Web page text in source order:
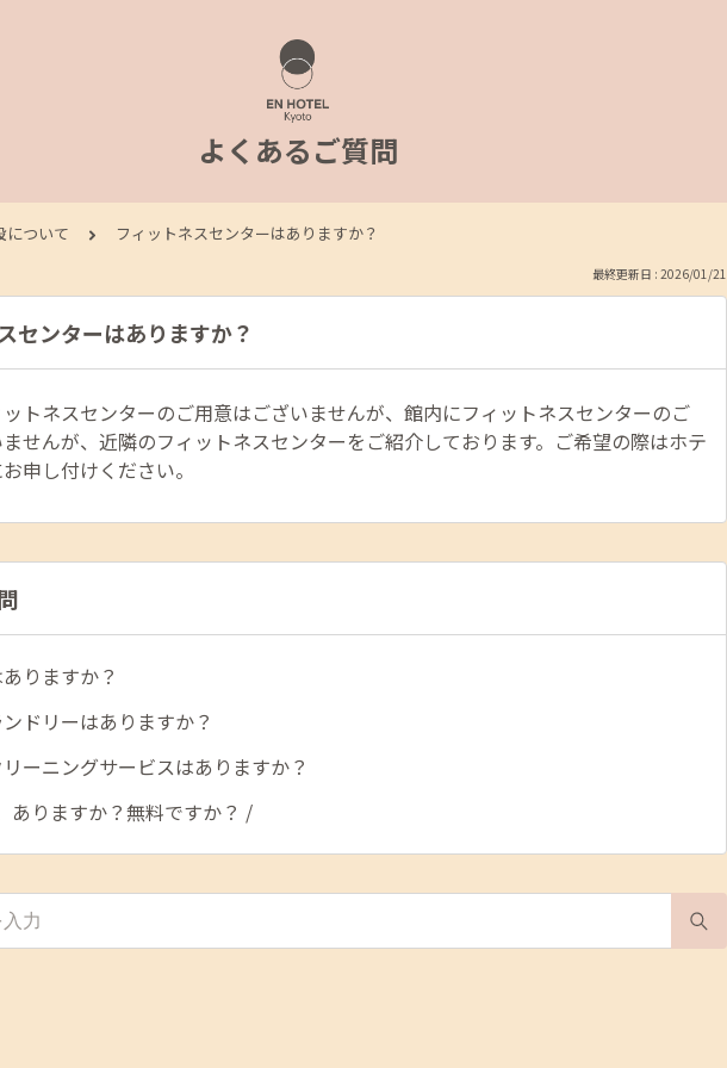
よくあるご質問
について フィットネスセンターはありますか？
最終更新日 : 2026/01/21
センターはありますか？
トネスセンターのご用意はございませんが、館内にフィットネスセンターのご
せんが、近隣のフィットネスセンターをご紹介しております。ご希望の際はホテ
申し付けください。
りますか？
ドリーはありますか？
ーニングサービスはありますか？
ありますか？無料ですか？ /